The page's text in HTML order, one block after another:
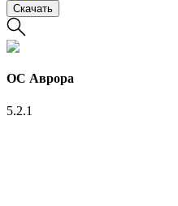
Скачать
ОС Аврора
5.2.1